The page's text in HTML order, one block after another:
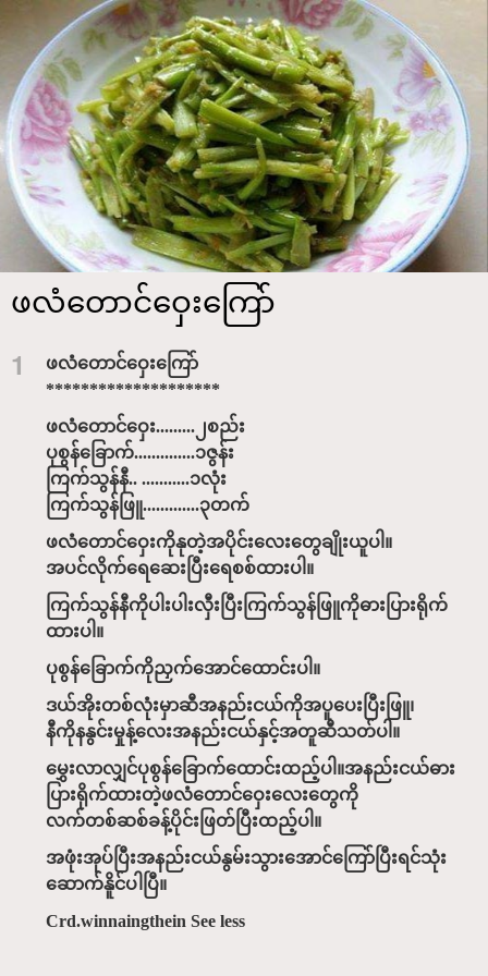
ဖလံတောင်ဝှေးကြော်
1
ဖလံတောင်ဝှေးကြော်
********************
ဖလံတောင်ဝှေး.........၂စည်း
ပုစွန်ခြောက်..............၁ဇွန်း
ကြက်သွန်နီ.. ...........၁လုံး
ကြက်သွန်ဖြူ.............၃တက်
ဖလံတောင်ဝှေးကိုနုတဲ့အပိုင်းလေးတွေချိုးယူပါ။
အပင်လိုက်ရေဆေးပြီးရေစစ်ထားပါ။
ကြက်သွန်နီကိုပါးပါးလှီးပြီးကြက်သွန်ဖြူကိုဓားပြားရိုက်
ထားပါ။
ပုစွန်ခြောက်ကိုညှက်အောင်ထောင်းပါ။
ဒယ်အိုးတစ်လုံးမှာဆီအနည်းငယ်ကိုအပူပေးပြီးဖြူ၊
နီကိုနနွင်းမှုန့်လေးအနည်းငယ်နှင့်အတူဆီသတ်ပါ။
မွှေးလာလျှင်ပုစွန်ခြောက်ထောင်းထည့်ပါ။အနည်းငယ်ဓား
ပြားရိုက်ထားတဲ့ဖလံတောင်ဝှေးလေးတွေကို
လက်တစ်ဆစ်ခန့်ပိုင်းဖြတ်ပြီးထည့်ပါ။
အဖုံးအုပ်ပြီးအနည်းငယ်နွမ်းသွားအောင်ကြော်ပြီးရင်သုံး
ဆောက်နိူင်ပါပြီ။
Crd.winnaingthein See less